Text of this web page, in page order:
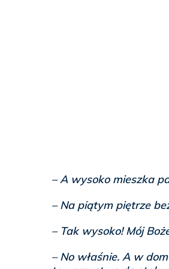
– A wysoko mieszka
– Na piątym piętrze
– Tak wysoko! Mój
– No właśnie. A w